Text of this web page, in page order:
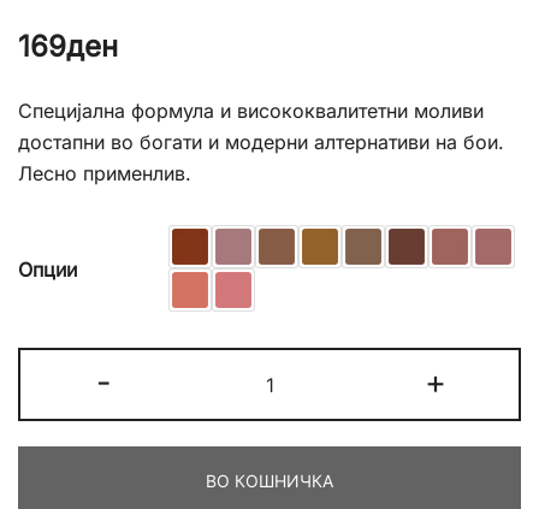
169ден
Специјална формула и висококвалитетни моливи
достапни во богати и модерни алтернативи на бои.
Лесно применлив.
Опции
-
Rose
Lipliner
количина
+
ВО КОШНИЧКА